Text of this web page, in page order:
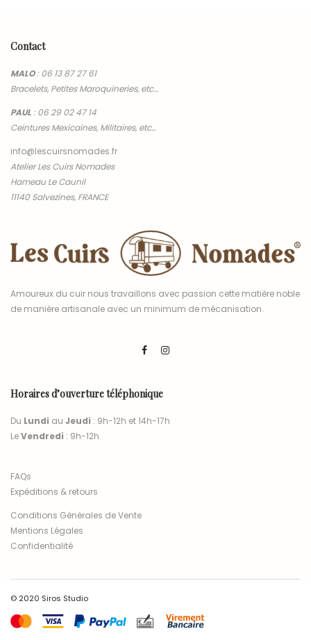
Contact
MALO:06 13 87 27 61
Bracelets, Petites Maroquineries, etc…
PAUL:06 29 02 47 14
Ceintures Mexicaines, Militaires, etc…
info@lescuirsnomades.fr
Atelier Les Cuirs Nomades
Hameau Le Caunil
11140 Salvezines, FRANCE
Amoureux du cuir nous travaillons avec passion cette matière noble
de manière artisanale avec un minimum de mécanisation.
Horaires d’ouverture téléphonique
Du Lundi au Jeudi : 9h-12h et 14h-17h
LeVendredi : 9h-12h
FAQs
Expéditions & retours
Conditions Générales de Vente
Mentions Légales
Confidentialité
© 2020 Siros Studio